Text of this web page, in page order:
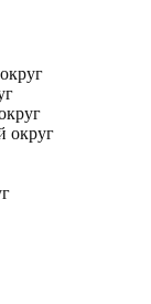
округ